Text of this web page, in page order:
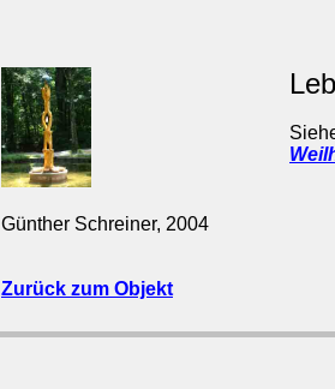
Günther Schreiner, 2004
Zurück zum Objekt